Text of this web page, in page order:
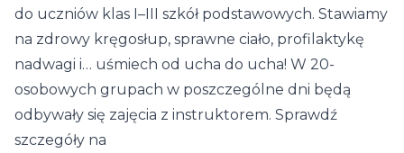
do uczniów klas I–III szkół podstawowych. Stawiamy
na zdrowy kręgosłup, sprawne ciało, profilaktykę
nadwagi i… uśmiech od ucha do ucha! W 20-
osobowych grupach w poszczególne dni będą
odbywały się zajęcia z instruktorem. Sprawdź
szczegóły na